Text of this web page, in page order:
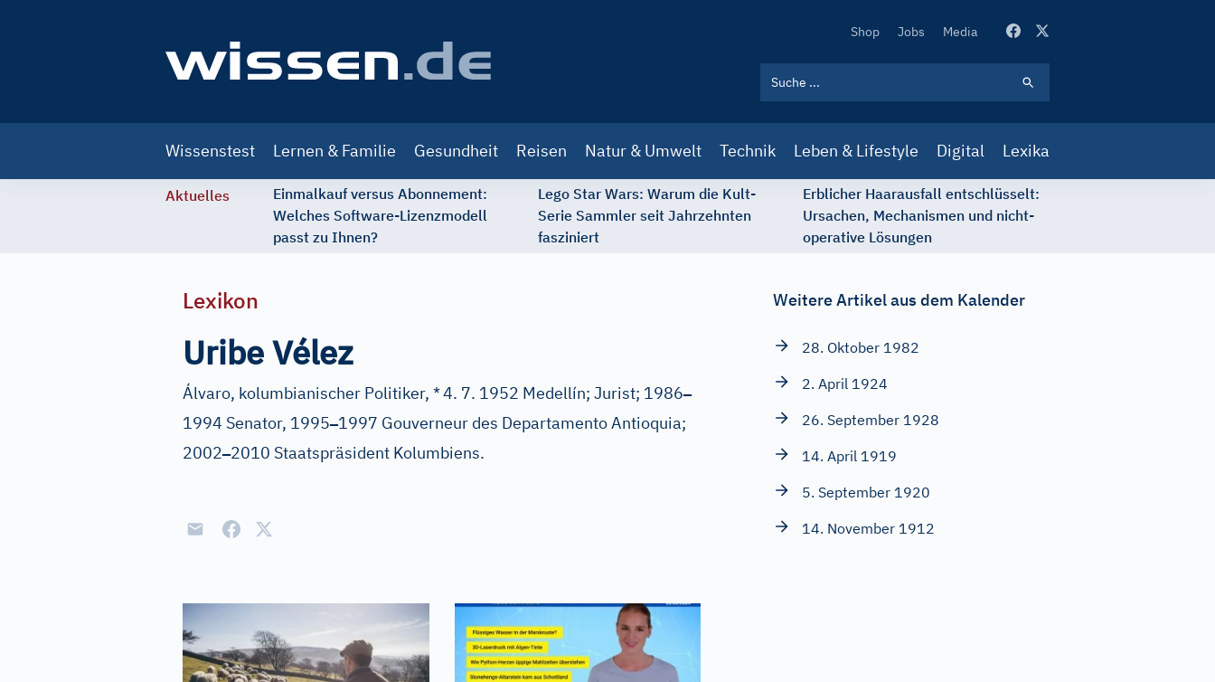
Secondary
Shop Jobs Media
navigation
Wissenstest Lernen & Familie Gesundheit Reisen Natur & Umwelt Technik Leben & Lifestyle Digital Lexika
Aktuelles
Einmalkauf versus Abonnement:
Welches Software-Lizenzmodell
passt zu Ihnen?
Lego Star Wars: Warum die Kult-
Serie Sammler seit Jahrzehnten
fasziniert
Erblicher Haarausfall entschlüsselt:
Ursachen, Mechanismen und nicht-
operative Lösungen
Lexikon
Uribe Vélez
Álvaro, kolumbianischer Politiker, *4. 7. 1952 Medellín; Jurist; 1986–
1994 Senator, 1995–1997 Gouverneur des Departamento Antioquia;
2002–2010 Staatspräsident Kolumbiens.
Weitere Artikel aus dem Kalender
28. Oktober 1982
2. April 1924
26. September 1928
14. April 1919
5. September 1920
14. November 1912